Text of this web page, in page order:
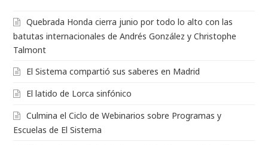
Quebrada Honda cierra junio por todo lo alto con las
batutas internacionales de Andrés González y Christophe
Talmont
El Sistema compartió sus saberes en Madrid
El latido de Lorca sinfónico
Culmina el Ciclo de Webinarios sobre Programas y
Escuelas de El Sistema